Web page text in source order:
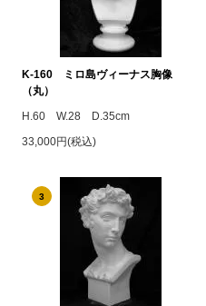
K-160 ミロ島ヴィーナス胸像
（丸）
H.60 W.28 D.35cm
33,000円(税込)
3